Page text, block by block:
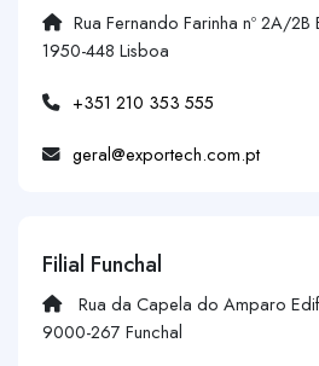
Rua Fernando Farinha nº 2A/
1950-448 Lisboa
+351 210 353 555
geral@exportech.com.pt
Filial Funchal
Rua da Capela do Amparo
9000-267 Funchal